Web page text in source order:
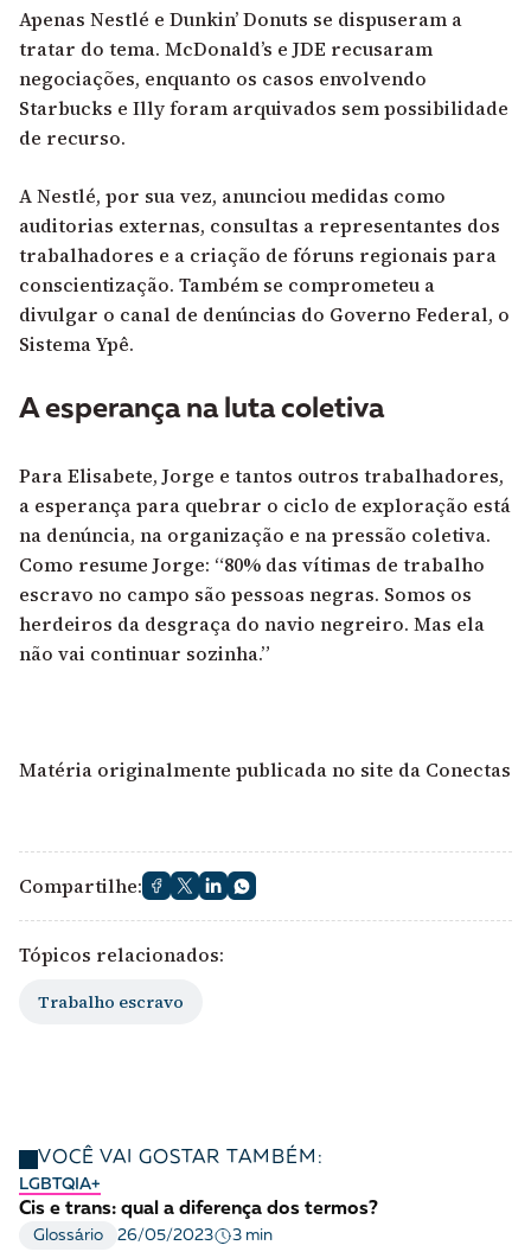
Apenas Nestlé e Dunkin’ Donuts se dispuseram a
tratar do tema. McDonald’s e JDE recusaram
negociações, enquanto os casos envolvendo
Starbucks e Illy foram arquivados sem possibilidade
de recurso.
A Nestlé, por sua vez, anunciou medidas como
auditorias externas, consultas a representantes dos
trabalhadores e a criação de fóruns regionais para
conscientização. Também se comprometeu a
divulgar o canal de denúncias do Governo Federal, o
Sistema Ypê.
A esperança na luta coletiva
Para Elisabete, Jorge e tantos outros trabalhadores,
a esperança para quebrar o ciclo de exploração está
na denúncia, na organização e na pressão coletiva.
Como resume Jorge: “80% das vítimas de trabalho
escravo no campo são pessoas negras. Somos os
herdeiros da desgraça do navio negreiro. Mas ela
não vai continuar sozinha.”
Matéria originalmente publicada no site da Conectas
Compartilhe:
Tópicos relacionados:
Trabalho escravo
VOCÊ VAI GOSTAR TAMBÉM:
LGBTQIA+
Cis e trans: qual a diferença dos termos?
Glossário 26/05/2023 3 min